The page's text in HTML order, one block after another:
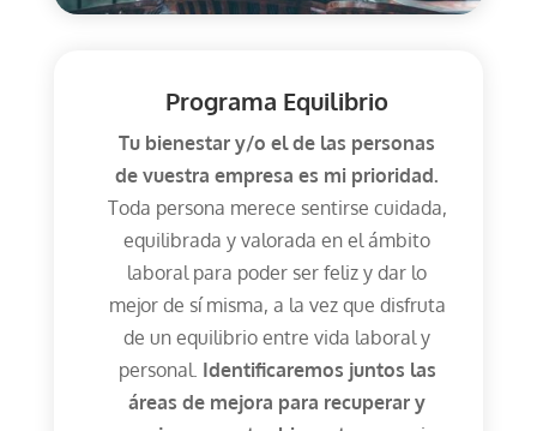
Programa Equilibrio
Tu bienestar y/o el de las personas
de vuestra empresa es mi prioridad.
Toda persona merece sentirse cuidada,
equilibrada y valorada en el ámbito
laboral para poder ser feliz y dar lo
mejor de sí misma, a la vez que disfruta
de un equilibrio entre vida laboral y
personal. Identificaremos juntos las
áreas de mejora para recuperar y